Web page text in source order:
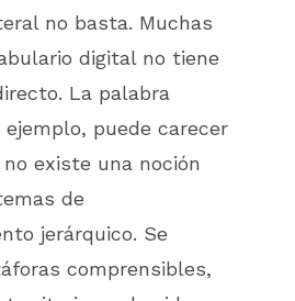
no basta. Muchas
digital no tiene
La palabra
ejemplo, puede carecer
existe una noción
de
jerárquico. Se
comprensibles,